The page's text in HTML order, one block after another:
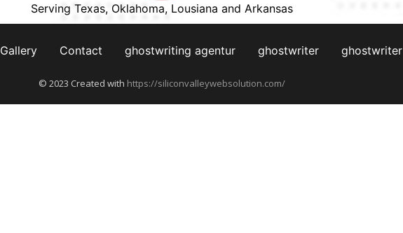
Serving Texas, Oklahoma, Lousiana and Arkansas
Gallery Contact ghostwriting agentur ghostwriter ghostwriter
© 2023 Created with https://siliconvalleywebsolution.com/